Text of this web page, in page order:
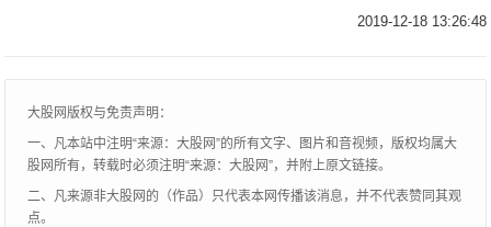
显得非常帅气，而且让人眼前一亮。此外，
2019-12-18 13:26:48
大股网版权与免责声明：
一、凡本站中注明“来源：大股网”的所有文字、图片和音视频，版权均属大
股网所有，转载时必须注明“来源：大股网”，并附上原文链接。
二、凡来源非大股网的（作品）只代表本网传播该消息，并不代表赞同其观
点。